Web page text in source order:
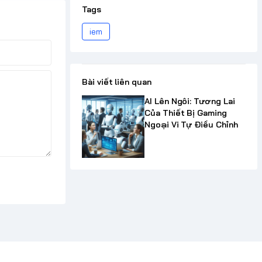
Tags
iem
Bài viết liên quan
AI Lên Ngôi: Tương Lai
Của Thiết Bị Gaming
Ngoại Vi Tự Điều Chỉnh